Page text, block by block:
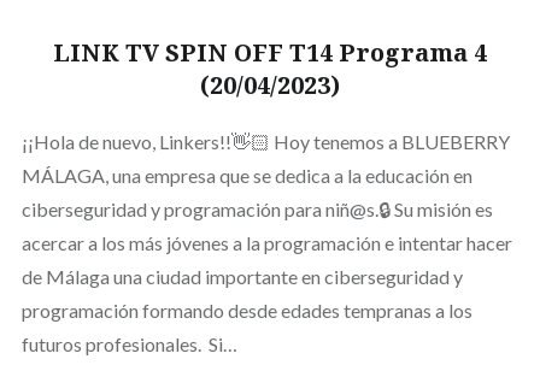
LINK TV SPIN OFF T14 Programa 4
(20/04/2023)
¡¡Hola de nuevo, Linkers!!👋🏻 Hoy tenemos a BLUEBERRY
MÁLAGA, una empresa que se dedica a la educación en
ciberseguridad y programación para niñ@s.🔒 Su misión es
acercar a los más jóvenes a la programación e intentar hacer
de Málaga una ciudad importante en ciberseguridad y
programación formando desde edades tempranas a los
futuros profesionales. Si…